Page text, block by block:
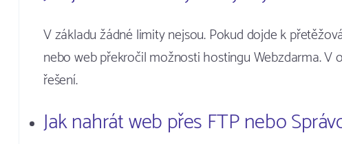
V základu žádné limity nejsou. Pokud dojde k
nebo web překročil možnosti hostingu Webzdarma.
řešení.
Jak nahrát web přes FTP nebo